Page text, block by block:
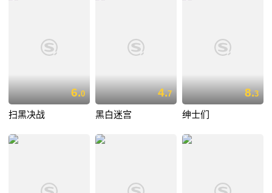
6.0
扫黑决战
4.7
黑白迷宫
8.3
绅士们